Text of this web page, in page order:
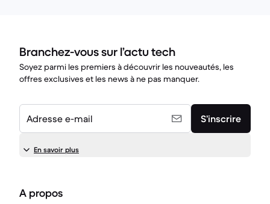
Branchez-vous sur l’actu tech
Soyez parmi les premiers à découvrir les nouveautés, les
offres exclusives et les news à ne pas manquer.
Adresse e-mail S’inscrire
En savoir plus
A propos